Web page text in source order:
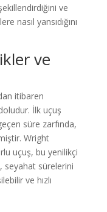
ve
nasıl yansıdığını
ve
itibaren
İlk uçuş
süre zarfında,
Wright
uçuş, bu yenilikçi
seyahat sürelerini
ve hızlı